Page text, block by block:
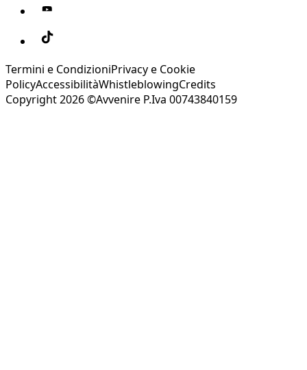
Termini e CondizioniPrivacy e Cookie
PolicyAccessibilitàWhistleblowingCredits
Copyright 2026 ©Avvenire P.Iva 00743840159